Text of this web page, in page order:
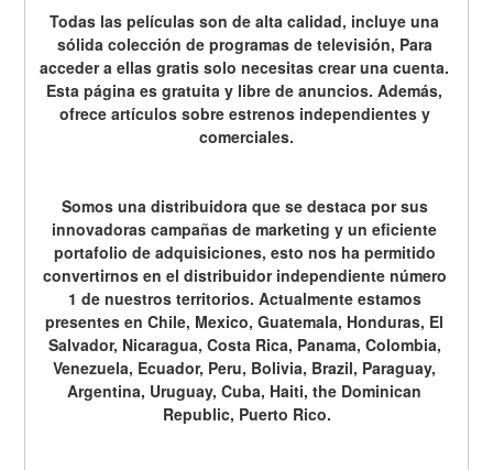
Todas las películas son de alta calidad, incluye una
sólida colección de programas de televisión, Para
acceder a ellas gratis solo necesitas crear una cuenta.
Esta página es gratuita y libre de anuncios. Además,
ofrece artículos sobre estrenos independientes y
comerciales.
Somos una distribuidora que se destaca por sus
innovadoras campañas de marketing y un eficiente
portafolio de adquisiciones, esto nos ha permitido
convertirnos en el distribuidor independiente número
1 de nuestros territorios. Actualmente estamos
presentes en Chile, Mexico, Guatemala, Honduras, El
Salvador, Nicaragua, Costa Rica, Panama, Colombia,
Venezuela, Ecuador, Peru, Bolivia, Brazil, Paraguay,
Argentina, Uruguay, Cuba, Haiti, the Dominican
Republic, Puerto Rico.